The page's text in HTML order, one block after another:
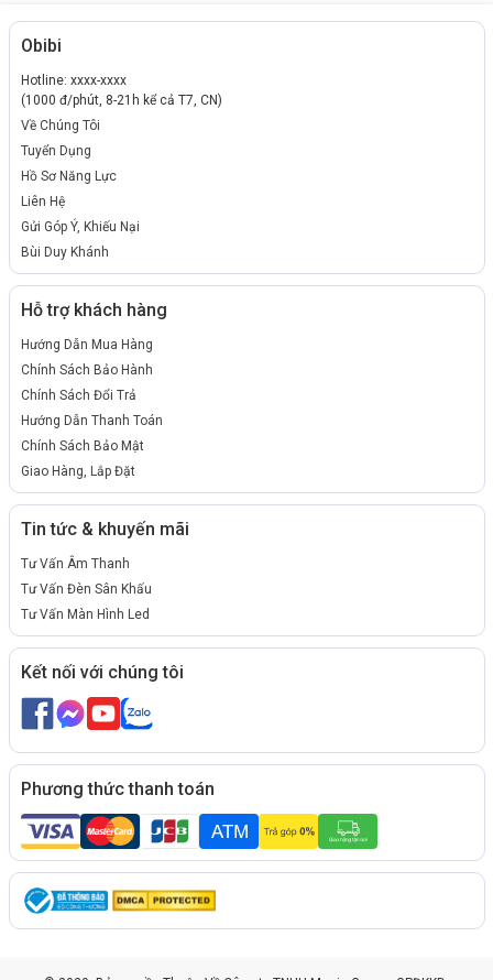
Obibi
Hotline: xxxx-xxxx
(1000 đ/phút, 8-21h kể cả T7, CN)
Về Chúng Tôi
Tuyển Dụng
Hồ Sơ Năng Lực
Liên Hệ
Gửi Góp Ý, Khiếu Nại
Bùi Duy Khánh
Hỗ trợ khách hàng
Hướng Dẫn Mua Hàng
Chính Sách Bảo Hành
Chính Sách Đổi Trả
Hướng Dẫn Thanh Toán
Chính Sách Bảo Mật
Giao Hàng, Lắp Đặt
Tin tức & khuyến mãi
Tư Vấn Âm Thanh
Tư Vấn Đèn Sân Khấu
Tư Vấn Màn Hình Led
Kết nối với chúng tôi
Phương thức thanh toán